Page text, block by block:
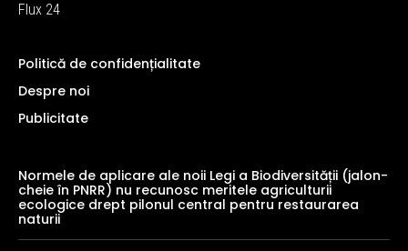
Flux 24
Politică de confidențialitate
Despre noi
Publicitate
Normele de aplicare ale noii Legi a Biodiversității (jalon-
cheie în PNRR) nu recunosc meritele agriculturii
ecologice drept pilonul central pentru restaurarea
naturii